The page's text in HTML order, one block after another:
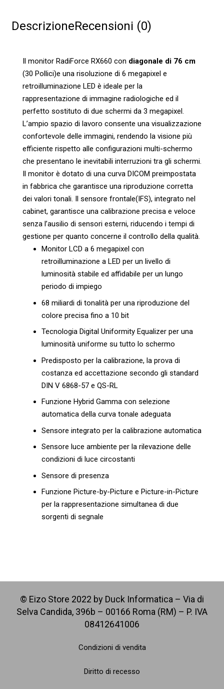
DescrizioneRecensioni (0)
Il monitor RadiForce RX660 con diagonale di 76 cm
(30 Pollici)e una risoluzione di 6 megapixel e
retroilluminazione LED è ideale per la
rappresentazione di immagine radiologiche ed il
perfetto sostituto di due schermi da 3 megapixel.
L’ampio spazio di lavoro consente una visualizzazione
confortevole delle immagini, rendendo la visione più
efficiente rispetto alle configurazioni multi-schermo
che presentano le inevitabili interruzioni tra gli schermi.
Il monitor è dotato di una curva DICOM preimpostata
in fabbrica che garantisce una riproduzione corretta
dei valori tonali. Il sensore frontale(IFS), integrato nel
cabinet, garantisce una calibrazione precisa e veloce
senza l’ausilio di sensori esterni, riducendo i tempi di
gestione per quanto concerne il controllo della qualità.
Monitor LCD a 6 megapixel con
retroilluminazione a LED per un livello di
luminosità stabile ed affidabile per un lungo
periodo di impiego
68 miliardi di tonalità per una riproduzione del
colore precisa fino a 10 bit
Tecnologia Digital Uniformity Equalizer per una
luminosità uniforme su tutto lo schermo
Predisposto per la calibrazione, la prova di
costanza ed accettazione secondo gli standard
DIN V 6868-57 e QS-RL
Funzione Hybrid Gamma con selezione
automatica della curva tonale adeguata
Sensore integrato per la calibrazione automatica
Sensore luce ambiente per la rilevazione delle
condizioni di luce circostanti
Sensore di presenza
Funzione Picture-by-Picture e Picture-in-Picture
per la rappresentazione simultanea di due
sorgenti di segnale
© Eizo Store 2022 by Duck Informatica – Via di
Selva Candida, 396b – 00166 Roma (RM) – P. IVA
08412641006
Condizioni di vendita
Diritto di recesso